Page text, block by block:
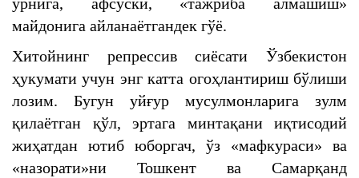
майдонига айланаётгандек гўё.
Хитойнинг репрессив сиёсати Ўзбекистон
ҳукумати учун энг катта огоҳлантириш бўлиши
лозим. Бугун уйғур мусулмонларига зулм
қилаётган қўл, эртага минтақани иқтисодий
жиҳатдан ютиб юборгач, ўз «мафкураси» ва
«назорати»ни Тошкент ва Самарқанд